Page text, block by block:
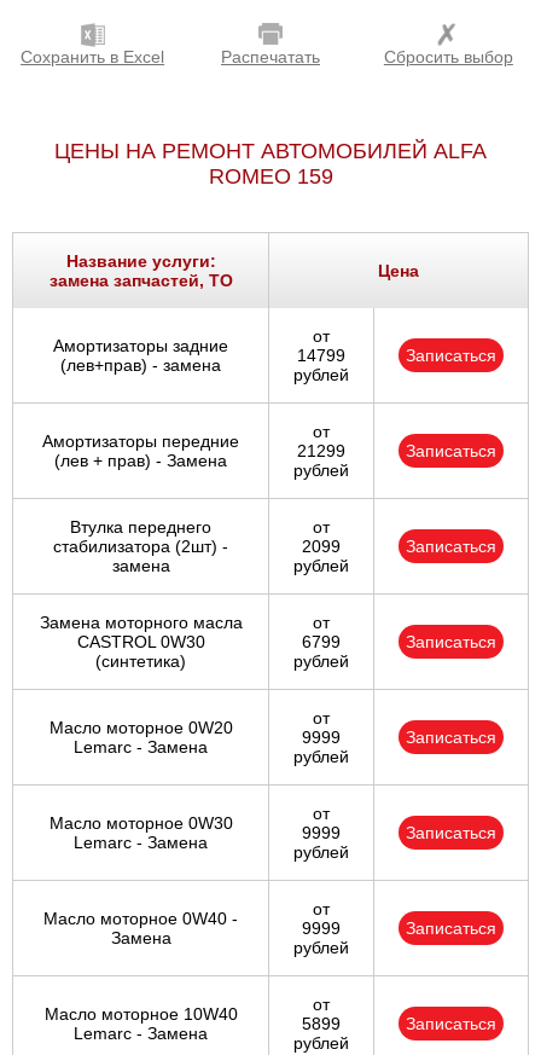
Оренбург
Петрозаводск
Ростов-на-Дону
Самара
Санкт-Петербург
Саратов
Солнцево
Сочи
Сургут
Тольятти
Тула
Тюмень
Челябинск
Череповец
Ярославль
Сохранить в Excel Распечатать Сбросить выбор
ЦЕНЫ НА РЕМОНТ АВТОМОБИЛЕЙ ALFA
ROMEO 159
Название услуги:
замена запчастей, ТО
Цена
Амортизаторы задние
(лев+прав) - замена
от
14799
рублей
Записаться
Амортизаторы передние
(лев + прав) - Замена
от
21299
рублей
Записаться
Втулка переднего
стабилизатора (2шт) -
замена
от
2099
рублей
Записаться
Замена моторного масла
CASTROL 0W30
(синтетика)
от
6799
рублей
Записаться
Масло моторное 0W20
Lemarc - Замена
от
9999
рублей
Записаться
Масло моторное 0W30
Lemarc - Замена
от
9999
рублей
Записаться
Масло моторное 0W40 -
Замена
от
9999
рублей
Записаться
Масло моторное 10W40
Lemarc - Замена
от
5899
рублей
Записаться